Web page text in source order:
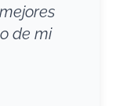
de mi